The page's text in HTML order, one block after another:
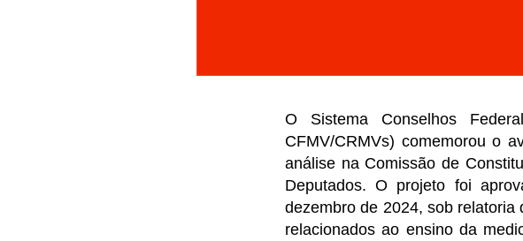
O Sistema Conselhos
CFMV/CRMVs) comemorou o
análise na Comissão de
Deputados. O projeto foi
dezembro de 2024, sob relatoria
relacionados ao ensino da